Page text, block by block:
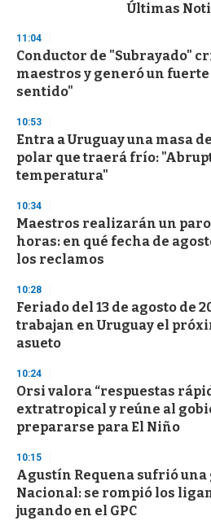
d
s
o
f
3
s
e
c
o
n
Últimas
11:04
Conductor de "Subrayado"
maestros y generó un fuerte
sentido"
10:53
Entra a Uruguay una masa
polar que traerá frío:
temperatura"
10:34
Maestros realizarán un
horas: en qué fecha de
los reclamos
10:28
Feriado del 13 de agosto de
trabajan en Uruguay el
asueto
10:24
Orsi valora “respuestas
extratropical y reúne al
prepararse para El Niño
10:15
Agustín Requena sufrió
Nacional: se rompió los
jugando en el GPC